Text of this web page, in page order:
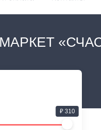
₽ 310